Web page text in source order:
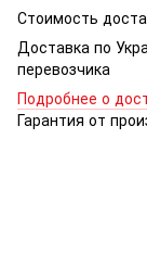
Стоимость
Доставка по
перевозчика
Подробнее о
Гарантия от